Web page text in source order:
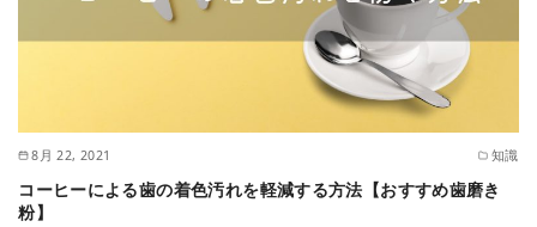
8月 22, 2021 知識
コーヒーによる歯の着色汚れを軽減する方法【おすすめ歯磨き
粉】